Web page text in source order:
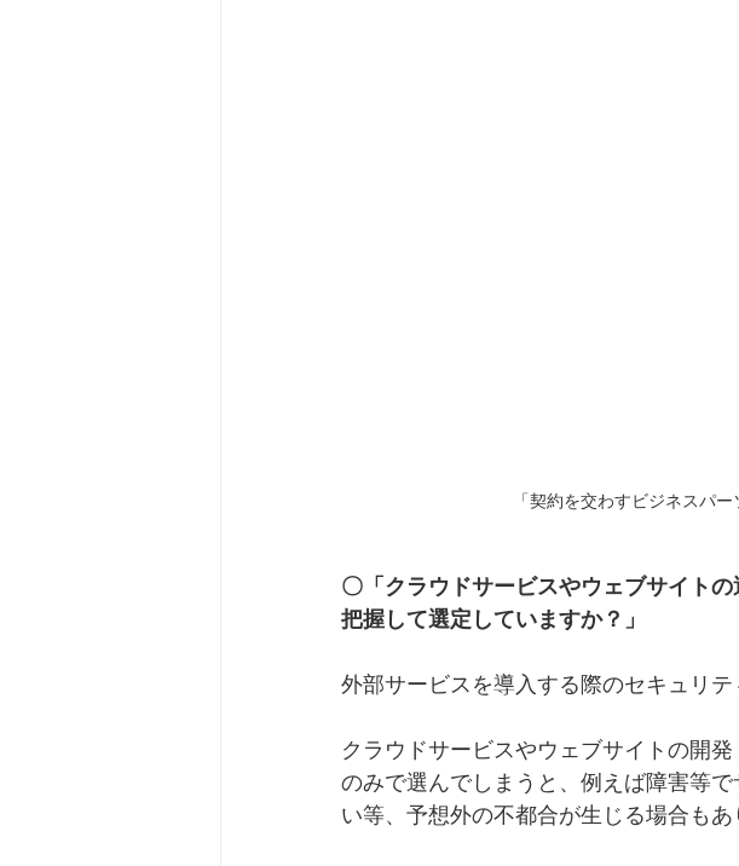
「契約を交わすビジネスパ
〇「クラウドサービスやウェブサイト
把握して選定していますか？」
外部サービスを導入する際のセキュリテ
クラウドサービスやウェブサイトの開
のみで選んでしまうと、例えば障害等
い等、予想外の不都合が生じる場合もあ